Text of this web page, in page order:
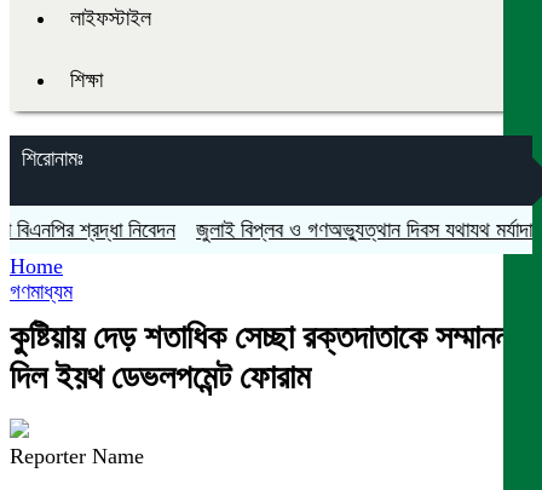
লাইফস্টাইল
শিক্ষা
শিরোনামঃ
শ্রদ্ধা নিবেদন জুলাই বিপ্লব ও গণঅভ্যুত্থান দিবস যথাযথ মর্যাদায়
Home
গণমাধ্যম
কুষ্টিয়ায় দেড় শতাধিক সেচ্ছা রক্তদাতাকে সম্মাননা
দিল ইয়থ ডেভলপমেন্ট ফোরাম
Reporter Name